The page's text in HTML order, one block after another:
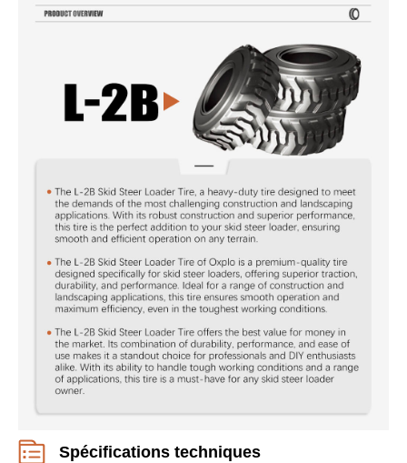
Spécifications techniques